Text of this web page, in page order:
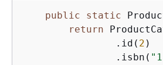
public static
return
                .id(
2 )
                .isbn(